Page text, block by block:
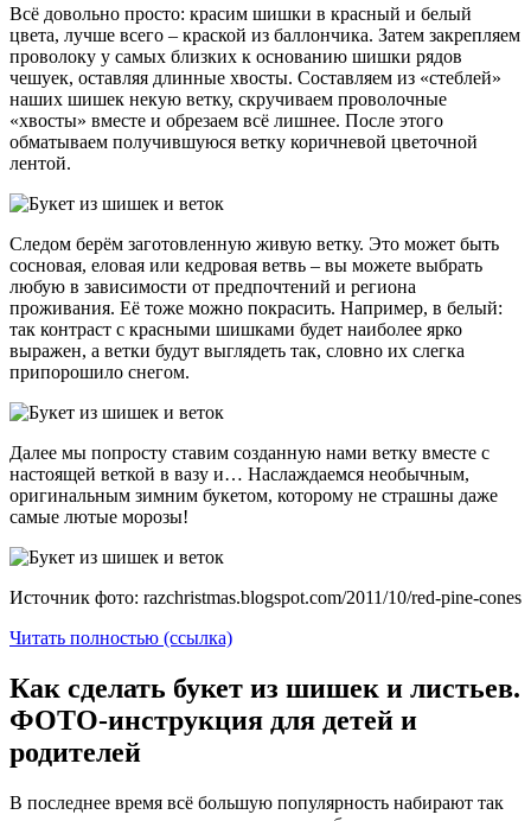
Всё довольно просто: красим шишки в красный и белый
цвета, лучше всего – краской из баллончика. Затем закрепляем
проволоку у самых близких к основанию шишки рядов
чешуек, оставляя длинные хвосты. Составляем из «стеблей»
наших шишек некую ветку, скручиваем проволочные
«хвосты» вместе и обрезаем всё лишнее. После этого
обматываем получившуюся ветку коричневой цветочной
лентой.
Следом берём заготовленную живую ветку. Это может быть
сосновая, еловая или кедровая ветвь – вы можете выбрать
любую в зависимости от предпочтений и региона
проживания. Её тоже можно покрасить. Например, в белый:
так контраст с красными шишками будет наиболее ярко
выражен, а ветки будут выглядеть так, словно их слегка
припорошило снегом.
Далее мы попросту ставим созданную нами ветку вместе с
настоящей веткой в вазу и… Наслаждаемся необычным,
оригинальным зимним букетом, которому не страшны даже
самые лютые морозы!
Источник фото: razchristmas.blogspot.com/2011/10/red-pine-cones
Читать полностью (ссылка)
Как сделать букет из шишек и листьев.
ФОТО-инструкция для детей и
родителей
В последнее время всё большую популярность набирают так